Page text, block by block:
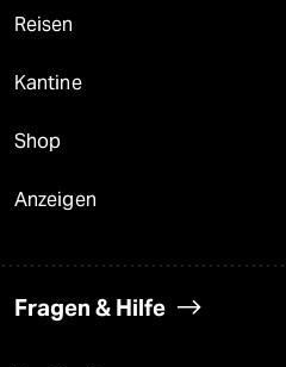
Reisen
Kantine
Shop
Anzeigen
Fragen & Hilfe